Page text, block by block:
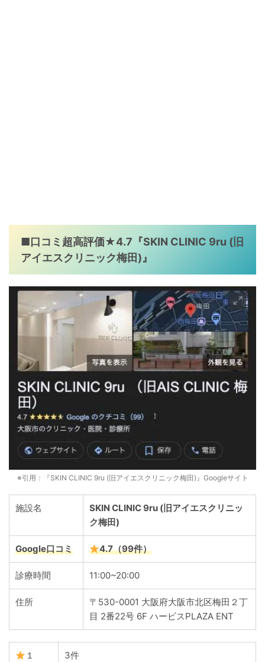
■口コミ超高評価★4.7 『SKIN CLINIC 9ru (旧
アイエスクリニック梅田)』
※引用：『SKIN CLINIC 9ru (旧アイエスクリニック梅田)』Googleサイト
施設名
SKIN CLINIC 9ru (旧アイエスクリニッ
ク梅田)
Google口コミ 4.7（99件）
診療時間 11:00~20:00
住所
〒530-0001 大阪府大阪市北区梅田２丁
目 2番22号 6F ハービスPLAZA ENT
１ 3件